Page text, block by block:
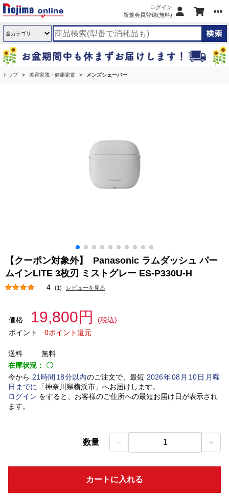
ログイン
新規会員登録(無料)
トップ 美容家電・健康家電 メンズシェーバー
【クーポン対象外】 Panasonic ラムダッシュ パー
ムインLITE 3枚刃 ミストグレー ES-P330U-H
4 (1) レビューを見る
価格 19,800円
(税込)
ポイント
0ポイント還元
送料
無料
在庫状況： 〇
今から 21 時間 18分以内のご注文で、最短 2026年08 月 10日月曜
日 までに 「神奈川県横浜市」 へお届けします。
ログイン をすると、お客様のご住所への最短お届け日が表示され
ます。
数量 － 1 ＋
カートに入れる